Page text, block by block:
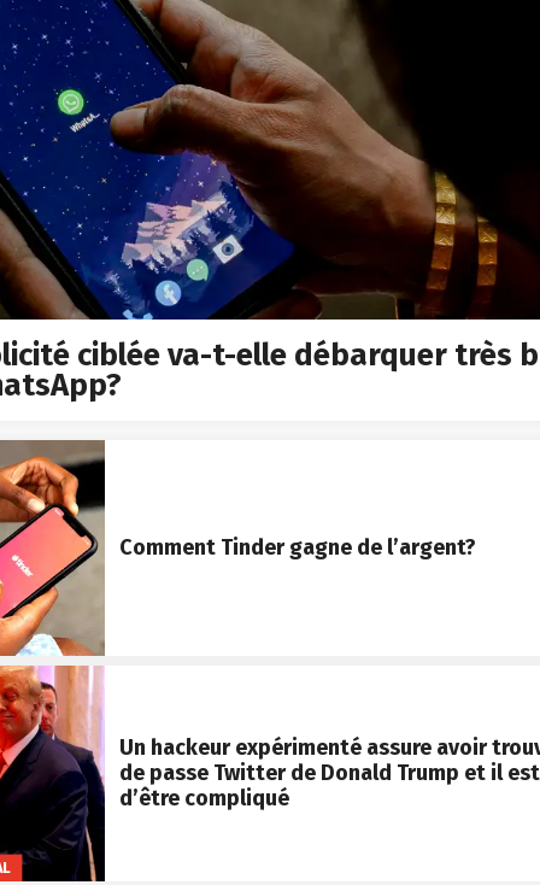
ciblée va-t-elle débarquer très
Comment Tinder gagne de l’argent?
Un hackeur expérimenté assure avoir
de passe Twitter de Donald Trump et il
d’être compliqué